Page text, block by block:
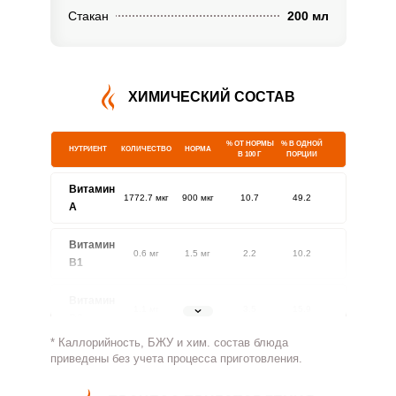
Стакан 200 мл
ХИМИЧЕСКИЙ СОСТАВ
НУТРИЕНТ КОЛИЧЕСТВО НОРМА
% ОТ НОРМЫ
В 100 Г
% В ОДНОЙ
ПОРЦИИ
Витамин
A
1772.7 мкг 900 мкг 10.7 49.2
Витамин
В1
0.6 мг 1.5 мг 2.2 10.2
1.8 мг
Витамин
111.6 мг 500 мг 1.2 5.6
* Каллорийность, БЖУ и хим. состав блюда
приведены без учета процесса приготовления.